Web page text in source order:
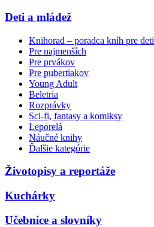
Deti a mládež
Knihorad – poradca kníh pre deti
Pre najmenších
Pre prvákov
Pre pubertiakov
Young Adult
Beletria
Rozprávky
Sci-fi, fantasy a komiksy
Leporelá
Náučné knihy
Ďalšie kategórie
Životopisy a reportáže
Kuchárky
Učebnice a slovníky